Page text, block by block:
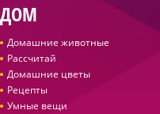
ДОМ
Домашние животные
Рассчитай
Домашние цветы
Рецепты
Умные вещи